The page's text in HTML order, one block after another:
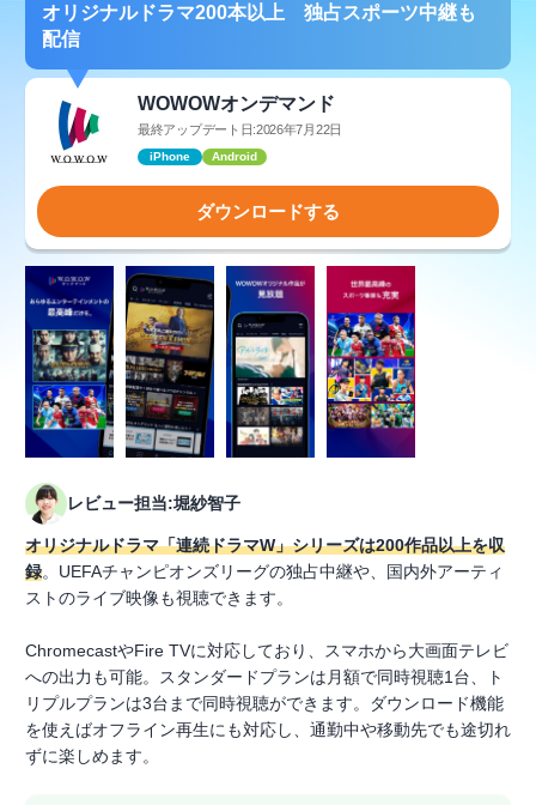
オリジナルドラマ200本以上 独占スポーツ中継も
配信
WOWOWオンデマンド
最終アップデート日:2026年7月22日
iPhone Android
ダウンロードする
レビュー担当:堀紗智子
オリジナルドラマ「連続ドラマW」シリーズは200作品以上を収
録。UEFAチャンピオンズリーグの独占中継や、国内外アーティ
ストのライブ映像も視聴できます。
ChromecastやFire TVに対応しており、スマホから大画面テレビ
への出力も可能。スタンダードプランは月額で同時視聴1台、ト
リプルプランは3台まで同時視聴ができます。ダウンロード機能
を使えばオフライン再生にも対応し、通勤中や移動先でも途切れ
ずに楽しめます。